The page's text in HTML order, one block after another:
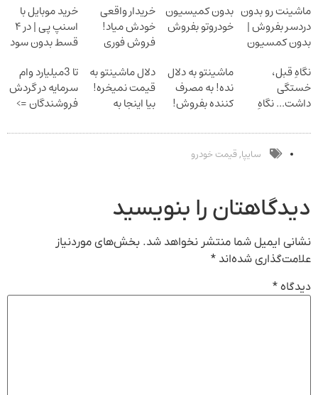
ماشینت رو بدون
دردسر بفروش |
بدون کمسیون
بدون کمیسیون
خودروتو بفروش
خریدار واقعی
خودش میاد!
فروش فوری
مکانیک
خرید موبایل با
اسنپ پی | در ۴
قسط بدون سود
نگاهِ قبل،
خستگی
داشت... نگاهِ
بلفا با 25%
تخفیف
ماشینتو به دلال
نده! به مصرف
کننده بفروش!
یک تماس
دلال ماشینتو به
قیمت نمیخره!
بیا اینجا به
بفروش*فقط
تا 3میلیارد وام
سرمایه در گردش
فروشندگان =>
ثبت کن
سایپا,قیمت خودرو
دیدگاهتان را بنویسید
نشانی ایمیل شما منتشر نخواهد شد. بخش‌های موردنیاز
علامت‌گذاری شده‌اند *
دیدگاه *